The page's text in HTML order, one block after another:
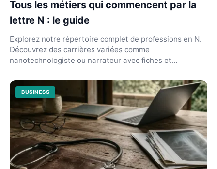
Tous les métiers qui commencent par la
lettre N : le guide
Explorez notre répertoire complet de professions en N.
Découvrez des carrières variées comme
nanotechnologiste ou narrateur avec fiches et
BUSINESS